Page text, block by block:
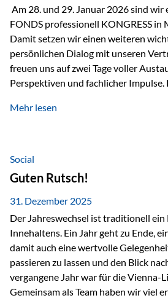
Am 28. und 29. Januar 2026 sind wir
FONDS professionell KONGRESS
Damit setzen wir einen weiteren
persönlichen Dialog mit unseren
freuen uns auf zwei Tage voller
Perspektiven und fachlicher Impulse.
Branchentreffen für Finanz- und
Vermögensstrukturierung und
gemeinsam zu diskutieren. Persönlich
beiden Kongresstagen stehen Ihnen
Fichtenbauer, Dirk…
Mehr lesen
Social
Guten Rutsch!
31. Dezember 2025
Der Jahreswechsel ist traditionell
Innehaltens. Ein Jahr geht zu Ende,
damit auch eine wertvolle
passieren zu lassen und den Blick
vergangene Jahr war für die Vienna-
Gemeinsam als Team haben wir viel